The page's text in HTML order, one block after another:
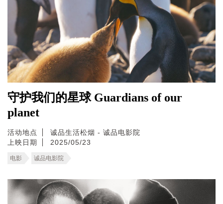
守护我们的星球 Guardians of our
planet
活动地点
诚品生活松烟 - 诚品电影院
上映日期
2025/05/23
电影 诚品电影院